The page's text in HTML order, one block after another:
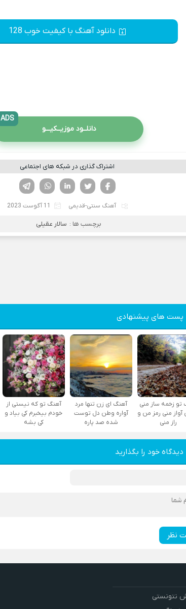
دانلود آهنگ با کیفیت خوب 128
دانلــود موزیــکیـــو
ADS
اشتراک گذاری در شبکه های اجتماعی
لینکدین تویتر
فیسوک
آهنگ سنتی-قدیمی 11 آگوست 2023
برچسب ها : سالار عقیلی
پست های پیشنهادی
تو زخمه ساز منی
منی رمز من و
راز منی
آهنگ ای زن تنها مرد
آواره وطن دل توست
شده صد پاره
آهنگ تو که نیستی از
خودم بیخبرم کی بیاد و
کی بشه
دیدگاه خود را بگذارید
نظر
نتونستی